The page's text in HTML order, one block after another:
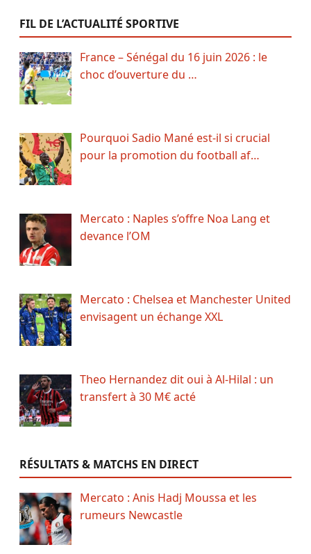
FIL DE L’ACTUALITÉ SPORTIVE
France – Sénégal du 16 juin 2026 : le
choc d’ouverture du …
Pourquoi Sadio Mané est-il si crucial
pour la promotion du football af…
Mercato : Naples s’offre Noa Lang et
devance l’OM
Mercato : Chelsea et Manchester United
envisagent un échange XXL
Theo Hernandez dit oui à Al-Hilal : un
transfert à 30 M€ acté
RÉSULTATS & MATCHS EN DIRECT
Mercato : Anis Hadj Moussa et les
rumeurs Newcastle